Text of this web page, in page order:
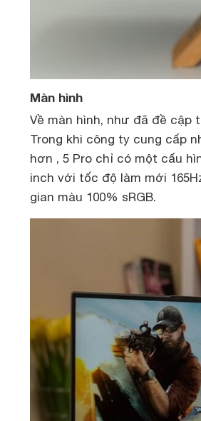
Màn hình
Về màn hình, như đã đề cập
Trong khi công ty cung cấp
hơn , 5 Pro chỉ có một cấu
inch với tốc độ làm mới
gian màu 100% sRGB.